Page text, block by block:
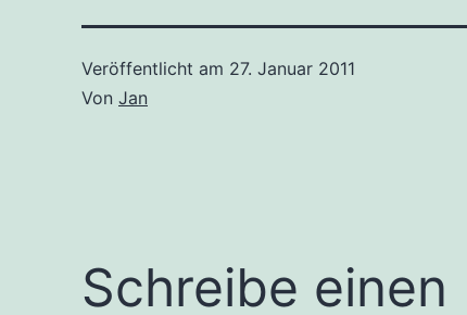
Veröffentlicht am 27. Januar 2011
Von Jan
Schreibe einen